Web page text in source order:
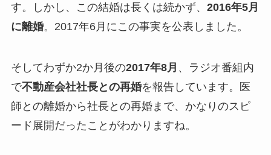
す。しかし、この結婚は長くは続かず、 2016年5月
に離婚。2017年6月にこの事実を公表しました。
そしてわずか2か月後の2017年8月 、ラジオ番組内
で不動産会社社長との再婚を報告しています。医
師との離婚から社長との再婚まで、かなりのスピ
ード展開だったことがわかりますね。